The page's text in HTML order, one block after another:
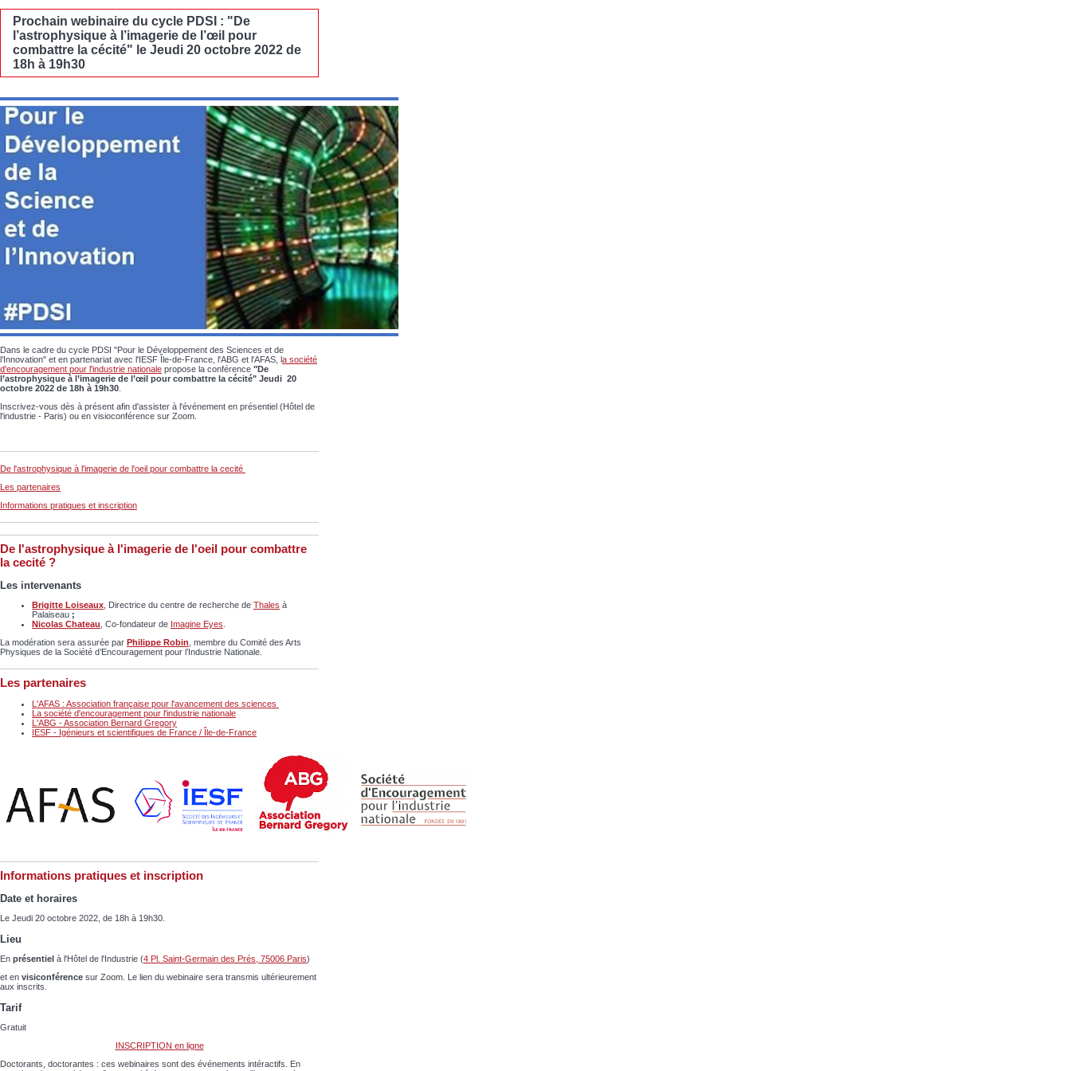
Prochain webinaire du cycle PDSI : "De
l’astrophysique à l’imagerie de l’œil pour
combattre la cécité" le Jeudi 20 octobre 2022 de
18h à 19h30
Dans le cadre du cycle PDSI "Pour le Développement des Sciences et de
l’Innovation" et en partenariat avec l'IESF Île-de-France, l'ABG et l'AFAS, la société
d'encouragement pour l'industrie nationale propose la conférence "De
l’astrophysique à l’imagerie de l’œil pour combattre la cécité" Jeudi 20
octobre 2022 de 18h à 19h30
Inscrivez-vous dès à présent afin d'assister à l'événement en présentiel (Hôtel de
l'industrie - Paris) ou en visioconférence sur Zoom.
De l'astrophysique à l'imagerie de l'oeil pour combattre la cecité
Les partenaires
Informations pratiques et inscription
De l'astrophysique à l'imagerie de l'oeil pour combattre
la cecité ?
Les intervenants
Brigitte Loiseaux , Directrice du centre de recherche de Thales à
Palaiseau ;
Nicolas Chateau , Co-fondateur de Imagine Eyes
La modération sera assurée par Philippe Robin , membre du Comité des Arts
Physiques de la Société d’Encouragement pour l’Industrie Nationale.
Les partenaires
L'AFAS : Association française pour l'avancement des sciences
La société d'encouragement pour l'industrie nationale
L'ABG - Association Bernard Gregory
IESF - Igénieurs et scientifiques de France / Île-de-France
Informations pratiques et inscription
Date et horaires
Le Jeudi 20 octobre 2022, de 18h à 19h30.
Lieu
En présentiel à l'Hôtel de l'Industrie (4 Pl. Saint-Germain des Prés, 75006 Paris)
et en visiconférence sur Zoom. Le lien du webinaire sera transmis ultérieurement
aux inscrits.
Tarif
Gratuit
INSCRIPTION en ligne
Doctorants, doctorantes : ces webinaires sont des événements intéractifs. En